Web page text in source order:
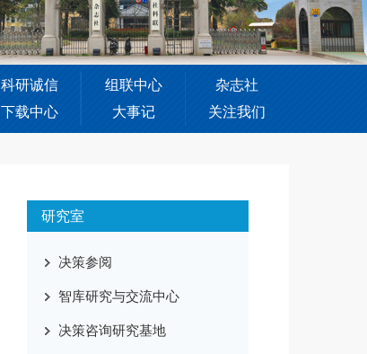
科研诚信 组联中心
杂志社
下载中心 大事记 关注我们
研究室
决策参阅
智库研究与交流中心
决策咨询研究基地